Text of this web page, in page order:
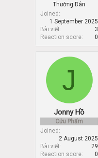
Thường Dân
Joined
1 September 2025
Bài viết
3
Reaction score
0
J
Jonny Hồ
Cửu Phẩm
Joined
2 August 2025
Bài viết
29
Reaction score
0